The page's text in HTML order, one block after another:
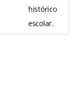
histórico
escolar.